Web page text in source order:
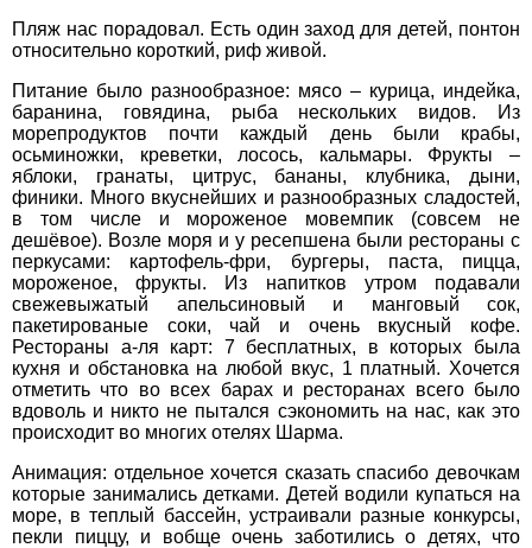
0800 33 01 80
zp_city@aventour.ua
Пн. - Пт. 9:00 - 18:00
Сб 10:00 - 15:00
Харків
вул. Сумська 77/79
+38 (067) 180-32-43,
+38 (099) 180-32-43,
+38 (093) 180-32-43,
0800 33 01 80
kh_city@aventour.ua
Пн. - Пт. 9:00 - 18:00
Сб 10:00 - 15:00
Пляж нас порадовал. Есть один заход для детей, понтон
относительно короткий, риф живой.
Питание было разнообразное: мясо – курица, индейка,
баранина, говядина, рыба нескольких видов. Из
морепродуктов почти каждый день были крабы,
осьминожки, креветки, лосось, кальмары. Фрукты –
яблоки, гранаты, цитрус, бананы, клубника, дыни,
финики. Много вкуснейших и разнообразных сладостей,
в том числе и мороженое мовемпик (совсем не
дешёвое). Возле моря и у ресепшена были рестораны с
перкусами: картофель-фри, бургеры, паста, пицца,
мороженое, фрукты. Из напитков утром подавали
свежевыжатый апельсиновый и манговый сок,
пакетированые соки, чай и очень вкусный кофе.
Рестораны а-ля карт: 7 бесплатных, в которых была
кухня и обстановка на любой вкус, 1 платный. Хочется
отметить что во всех барах и ресторанах всего было
вдоволь и никто не пытался сэкономить на нас, как это
происходит во многих отелях Шарма.
Анимация: отдельное хочется сказать спасибо девочкам
которые занимались детками. Детей водили купаться на
море, в теплый бассейн, устраивали разные конкурсы,
пекли пиццу, и вобще очень заботились о детях, что
*ТЕЛЕФОН
ДЕ ПРОЖИВАЄТЕ
ПРИМІТКИ
*поля обов'язкові для
заповнення